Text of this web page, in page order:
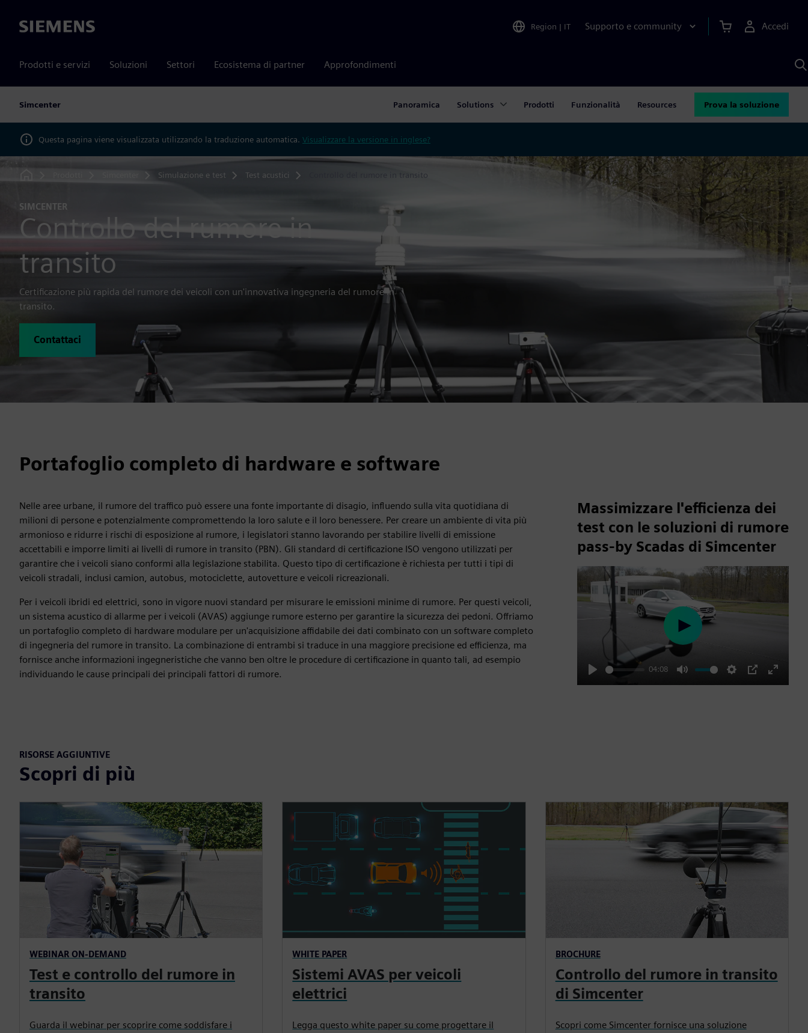
Siemens Region | IT Supporto e community Accedi
Prodotti e servizi Soluzioni Settori Ecosistema di partner Approfondimenti
Simcenter Panoramica Solutions Prodotti Funzionalità Resources Prova la soluzione
Questa pagina viene visualizzata utilizzando la traduzione automatica. Visualizzare la versione in inglese?
Home
Simulazione e test Test acustici Controllo del rumore in transito
SIMCENTER
Controllo del rumore in
transito
Certificazione più rapida del rumore dei veicoli con un'innovativa ingegneria del rumore in
transito.
Contattaci
Portafoglio completo di hardware e software
Nelle aree urbane, il rumore del traffico può essere una fonte importante di disagio, influendo sulla vita quotidiana di
milioni di persone e potenzialmente compromettendo la loro salute e il loro benessere. Per creare un ambiente di vita più
armonioso e ridurre i rischi di esposizione al rumore, i legislatori stanno lavorando per stabilire livelli di emissione
accettabili e imporre limiti ai livelli di rumore in transito (PBN). Gli standard di certificazione ISO vengono utilizzati per
garantire che i veicoli siano conformi alla legislazione stabilita. Questo tipo di certificazione è richiesta per tutti i tipi di
veicoli stradali, inclusi camion, autobus, motociclette, autovetture e veicoli ricreazionali.
Per i veicoli ibridi ed elettrici, sono in vigore nuovi standard per misurare le emissioni minime di rumore. Per questi veicoli,
un sistema acustico di allarme per i veicoli (AVAS) aggiunge rumore esterno per garantire la sicurezza dei pedoni. Offriamo
un portafoglio completo di hardware modulare per un'acquisizione affidabile dei dati combinato con un software completo
di ingegneria del rumore in transito. La combinazione di entrambi si traduce in una maggiore precisione ed efficienza, ma
fornisce anche informazioni ingegneristiche che vanno ben oltre le procedure di certificazione in quanto tali, ad esempio
individuando le cause principali dei principali fattori di rumore.
Massimizzare l'efficienza dei
test con le soluzioni di rumore
pass-by Scadas di Simcenter
Play
04:08
Mute Settings
PIP
Enter
Play
RISORSE AGGIUNTIVE
Scopri di più
WEBINAR ON-DEMAND
Test e controllo del rumore in
transito
Guarda il webinar per scoprire come soddisfare i
WHITE PAPER
Sistemi AVAS per veicoli
elettrici
Legga questo white paper su come progettare il
BROCHURE
Controllo del rumore in transito
di Simcenter
Scopri come Simcenter fornisce una soluzione